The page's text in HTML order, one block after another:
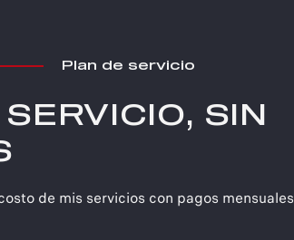
Plan de servicio
SIN
de mis servicios con pagos mensuales